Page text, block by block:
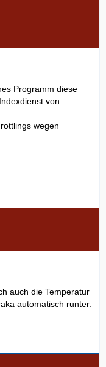
Programm diese
von
wegen
auch die Temperatur
automatisch runter.